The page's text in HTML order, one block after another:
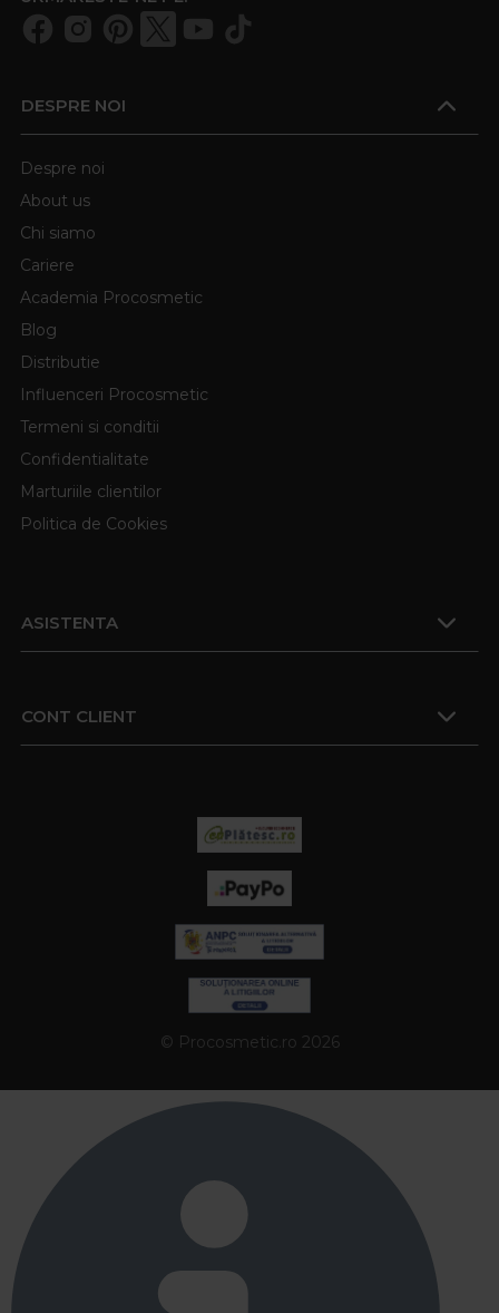
DESPRE NOI
Despre noi
About us
Chi siamo
Cariere
Academia Procosmetic
Blog
Distributie
Influenceri Procosmetic
Termeni si conditii
Confidentialitate
Marturiile clientilor
Politica de Cookies
ASISTENTA
CONT CLIENT
© Procosmetic.ro 2026